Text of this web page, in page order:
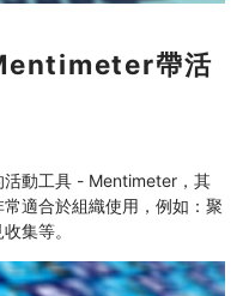
帶活
活動工具 - Mentimeter，其
適合於組織使用，例如：聚
集等。